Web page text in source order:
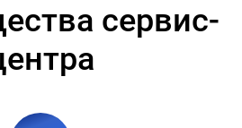
сервис-